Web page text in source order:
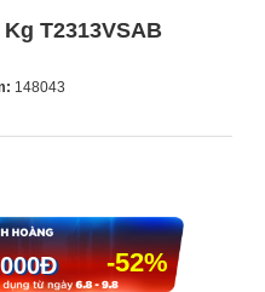
T2313VSAB
148043
-52%
Đ